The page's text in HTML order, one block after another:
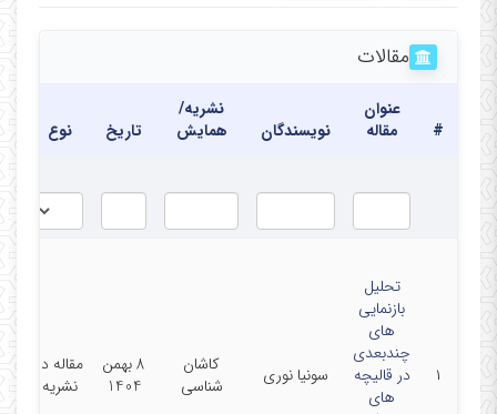
مقالات
#
عنوان
مقاله
نویسندگان
نشریه/
همایش
تاریخ نوع
۱
تحلیل
بازنمایی‌
های
چندبعدی
در قالیچه‌
های
سونیا نوری
کاشان
شناسی
8 بهمن
1404
مقاله در
نشریه